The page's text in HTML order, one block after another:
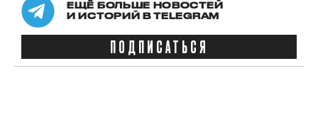
ЕЩЁ БОЛЬШЕ НОВОСТЕЙ
И ИСТОРИЙ В TELEGRAM
ПОДПИСАТЬСЯ